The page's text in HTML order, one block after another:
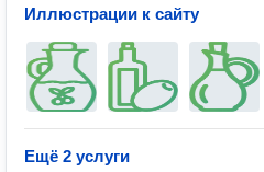
Иллюстрации к сайту
Ещё 2 услуги